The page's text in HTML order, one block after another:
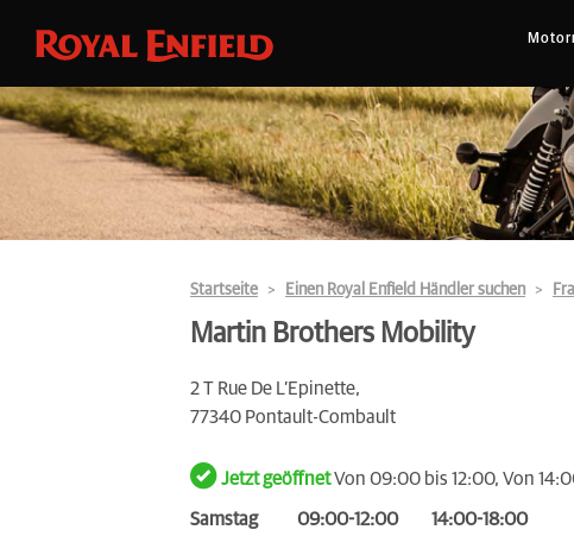
Startseite Einen Royal Enfield Händler suchen
Martin Brothers Mobility
2 T Rue De L’Epinette,
77340 Pontault-Combault
Jetzt geöffnetVon 09:00 bis 12:00, Von
Samstag 09:00-12:00
14:00-18:00